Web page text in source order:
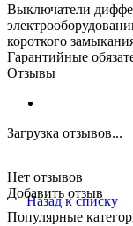
Выключатели
короткого
Гарантийные
Отзывы
Загрузка отзывов...
Нет отзывов
Добавить отзыв
Назад к списку
Популярные